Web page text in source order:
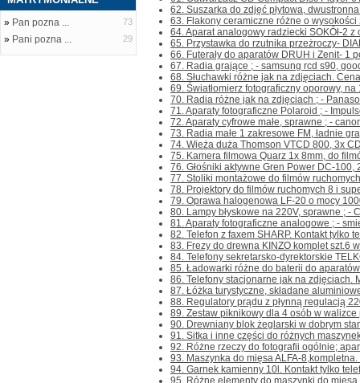
» Pan pozna ... 73
» Pani pozna ... 29
62. Suszarka do zdjęć płytowa,
63. Flakony ceramiczne różne o wysokości
64. Aparat analogowy radziecki SOKÓł-2
65. Przystawka do rzutnika przeżroczy-
66. Futerały do aparatów DRUH i Zenit- 1
67. Radia grające ; - samsung rcd s90,
68. Słuchawki różne jak na zdjęciach.
69. Światłomierz fotograficzny oporowy,
70. Radia różne jak na zdjęciach ; -
71. Aparaty fotograficzne Polaroid ; -
72. Aparaty cyfrowe małe, sprawne ; -
73. Radia małe 1 zakresowe FM, ładnie
74. Wieża duża Thomson VTCD 800, 3x
75. Kamera filmowa Quarz 1x 8mm, do
76. Głośniki aktywne Gren Power DC-100,
77. Stoliki montażowe do filmów
78. Projektory do filmów ruchomych 8 i
79. Oprawa halogenowa LF-20 o mocy
80. Lampy błyskowe na 220V, sprawne ; -
81. Aparaty fotograficzne analogowe ; -
82. Telefon z faxem SHARP. Kontakt tylko
83. Frezy do drewna KINZO komplet szt.6
84. Telefony sekretarsko-dyrektorskie
85. Ładowarki różne do baterii do
86. Telefony stacjonarne jak na zdjęciach.
87. Łóżka turystyczne, składane
88. Regulatory prądu z płynną regulacją
89. Zestaw piknikowy dla 4 osób w
90. Drewniany blok żeglarski w dobrym
91. Sitka i inne części do różnych
92. Różne rzeczy do fotografii ogólnie;
93. Maszynka do mięsa ALFA-
94. Garnek kamienny 10l. Kontakt tylko
95. Różne elementy do maszynki do